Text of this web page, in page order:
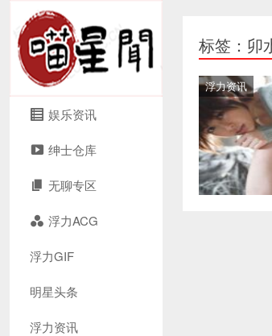
娱乐资讯
绅士仓库
无聊专区
浮力ACG
浮力GIF
明星头条
浮力资讯
标签：卯
浮力资讯